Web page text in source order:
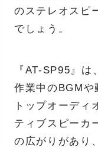
のステレオスピ
でしょう。
『AT-SP95』は
作業中のBGMや
トップオーディ
ティブスピーカ
の広がりがあり